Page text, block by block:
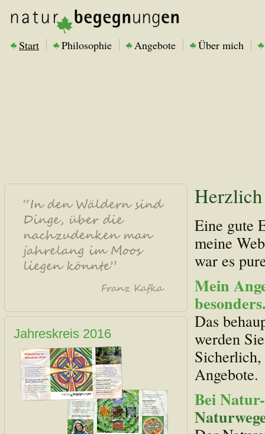
Start Philosophie Angebote Über mich
Jahreskreis 2016
Eine gute
meine
war es
Mein
Das
werden
Angebote.
Bei